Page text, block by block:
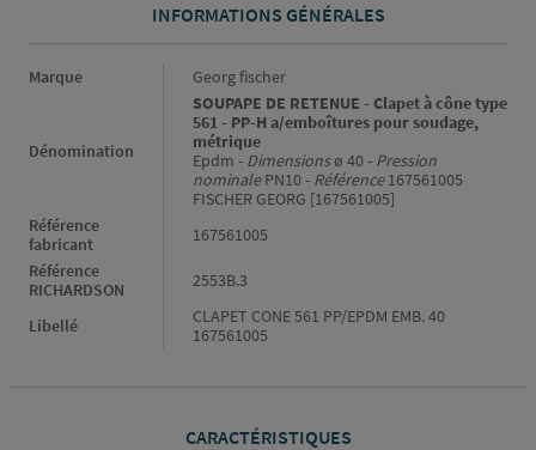
INFORMATIONS GÉNÉRALES
Informations générales
Marque Georg fischer
Dénomination
SOUPAPE DE RETENUE - Clapet à cône type
561 - PP-H a/emboîtures pour soudage,
métrique
Epdm - Dimensionsø 40 - Pression
nominalePN10 - Référence167561005
FISCHER GEORG [167561005]
Référence
fabricant
167561005
Référence
RICHARDSON
2553B.3
Libellé
CLAPET CONE 561 PP/EPDM EMB. 40
167561005
CARACTÉRISTIQUES